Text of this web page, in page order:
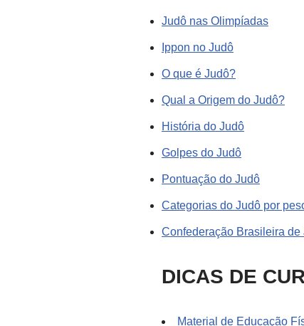
Judô nas Olimpíadas
Ippon no Judô
O que é Judô?
Qual a Origem do Judô?
História do Judô
Golpes do Judô
Pontuação do Judô
Categorias do Judô por
Confederação Brasileira de
DICAS DE
Material de Educação